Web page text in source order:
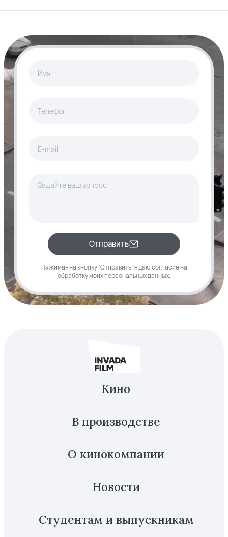
Отправить
Нажимая на кнопку “Отправить” я даю согласиена
обработку моихперсональных данных.
Кино
В производстве
О кинокомпании
Новости
Студентам и выпускникам